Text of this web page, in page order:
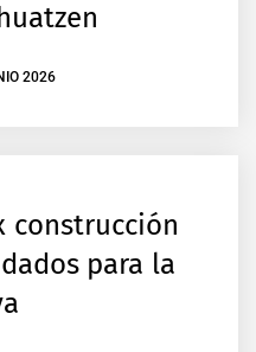
2026
construcción
para la